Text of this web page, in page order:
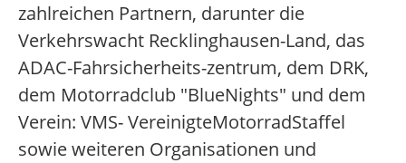
zahlreichen Partnern, darunter die
Verkehrswacht Recklinghausen-Land, das
ADAC-Fahrsicherheits-zentrum, dem DRK,
dem Motorradclub "BlueNights" und dem
Verein: VMS- VereinigteMotorradStaffel
sowie weiteren Organisationen und